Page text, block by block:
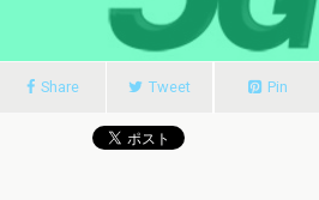
Share Tweet Pin